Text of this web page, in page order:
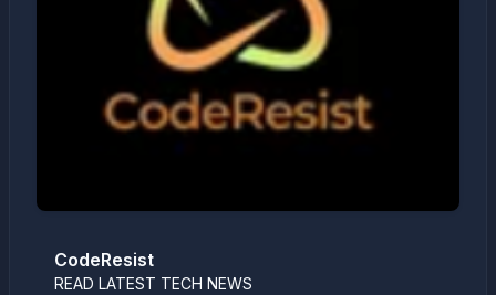
CodeResist
READ LATEST TECH NEWS